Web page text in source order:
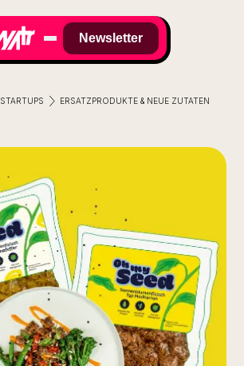
Newsletter
STARTUPS ERSATZPRODUKTE & NEUE ZUTATEN